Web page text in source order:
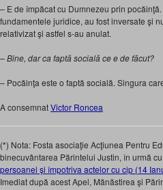
– E de împăcat cu Dumnezeu prin
fundamentele juridice, au fost inversate şi
relativizat şi astfel s-au anulat.
– Bine, dar ca faptă socială ce e de făcut?
– Pocăinţa este o faptă socială. Singura
A consemnatVictor Roncea
(*) Nota: Fosta asociaţie Acţiunea Pentru
binecuvântarea Părintelui Justin, în urmă
persoanei şi împotriva actelor cu cip (14
Imediat după acest Apel, Mănăstirea şi